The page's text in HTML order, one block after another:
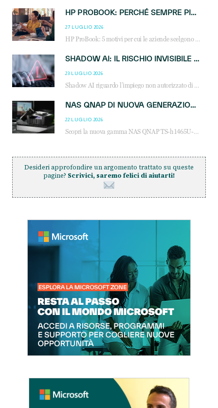
HP PROBOOK: PERCHÉ SEMPRE PIÙ AZIENDE SCELGONO NOTEBOOK PROGETTATI PER IL LAVORO MODERNO
27 LUGLIO 2026
HP ProBook: 5 motivi per cui le aziende scelgono i notebook business HP per migliorare produttività, sicurezza e gestione dell’AI.
SHADOW AI: IL RISCHIO INVISIBILE CHE LE AZIENDE POSSONO GOVERNARE
23 LUGLIO 2026
Shadow AI riguardo l’impiego non autorizzato di sistemi AI all’interno dell’azienda. E’ una pratica che si diffonde a partire dai dipendenti fino ai dirigenti e mette a repentaglio la cybersecurity, con costi più elevati per le organizzazioni. Due recenti report illustrano il fenomeno e forniscono dati in merito
NAS QNAP DI NUOVA GENERAZIONE: PIÙ PRESTAZIONI, SCALABILITÀ E PROTEZIONE DEI DATI PER LE INFRASTRUTTURE IT MODERNE
22 LUGLIO 2026
Scopri la nuova gamma NAS QNAP TS-h1465U-RP, TS-h1065eU e TS-h665U: storage aziendale con ZFS, DDR5, E1.S NVMe e connettività 2.5GbE per backup, virtualizzazione e cybersecurity.
Desideri approfondire un argomento trattato su queste
pagine? Scrivici, saremo felici di aiutarti!